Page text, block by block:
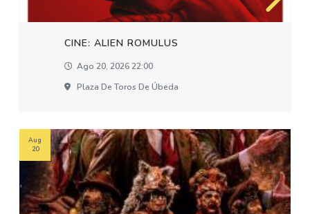
CINE: ALIEN ROMULUS
Ago 20, 2026 22:00
Plaza De Toros De Úbeda
Aug
20